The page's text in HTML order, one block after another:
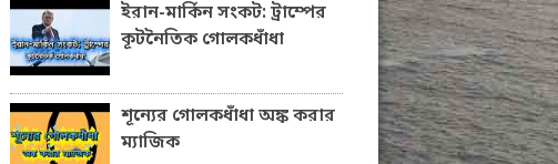
ইরান-মার্কিন সংকট: ট্রাম্পের
কূটনৈতিক গোলকধাঁধা
শূন্যের গোলকধাঁধা অঙ্ক করার
ম্যাজিক